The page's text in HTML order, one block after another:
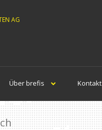
AG
Über brefis Kontakt